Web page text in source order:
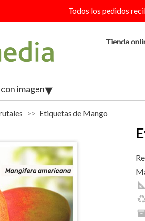
Todos los pedidos
Tienda
imagen
Etiquetas de Mango